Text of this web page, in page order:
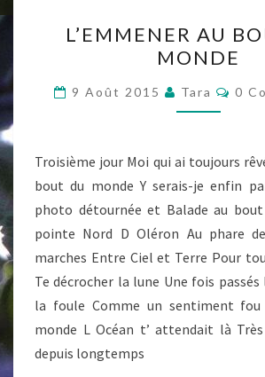
AU
BOUT
DU
MONDE
L’EMMENER AU
MONDE
9 Août 2015 Tara 0
Troisième jour Moi qui ai toujours
bout du monde Y serais-je enfin
photo détournée et Balade au
pointe Nord D Oléron Au phare
marches Entre Ciel et Terre Pour
Te décrocher la lune Une fois
la foule Comme un sentiment
monde L Océan t’ attendait là
depuis longtemps